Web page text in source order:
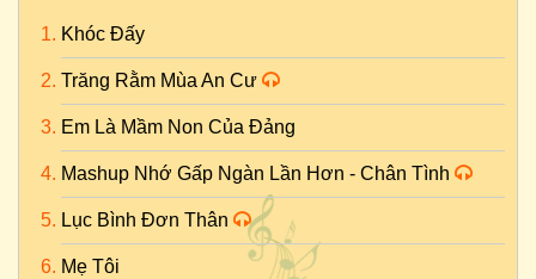
Khóc Đấy
Trăng Rằm Mùa An Cư
Em Là Mầm Non Của Đảng
Mashup Nhớ Gấp Ngàn Lần Hơn - Chân Tình
Lục Bình Đơn Thân
Mẹ Tôi